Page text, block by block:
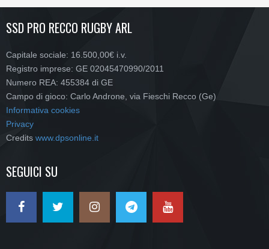
SSD PRO RECCO RUGBY ARL
Capitale sociale: 16.500,00€ i.v.
Registro imprese: GE 02045470990/2011
Numero REA: 455384 di GE
Campo di gioco: Carlo Androne, via Fieschi Recco (Ge)
Informativa cookies
Privacy
Credits www.dpsonline.it
SEGUICI SU